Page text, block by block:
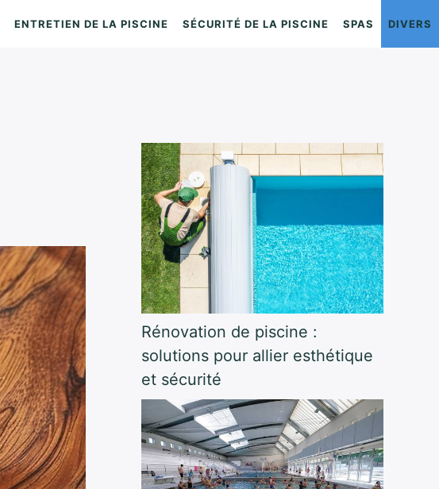
ENTRETIEN DE LA PISCINE SÉCURITÉ DE LA PISCINE SPAS DIVERS
Rénovation de piscine :
solutions pour allier esthétique
et sécurité